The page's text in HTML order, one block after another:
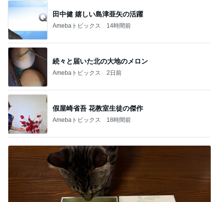
田中健 嬉しい島津亜矢の活躍
Amebaトピックス 14時間前
続々と届いた北の大地のメロン
Amebaトピックス 2日前
假屋崎省吾 花教室生徒の傑作
Amebaトピックス 18時間前